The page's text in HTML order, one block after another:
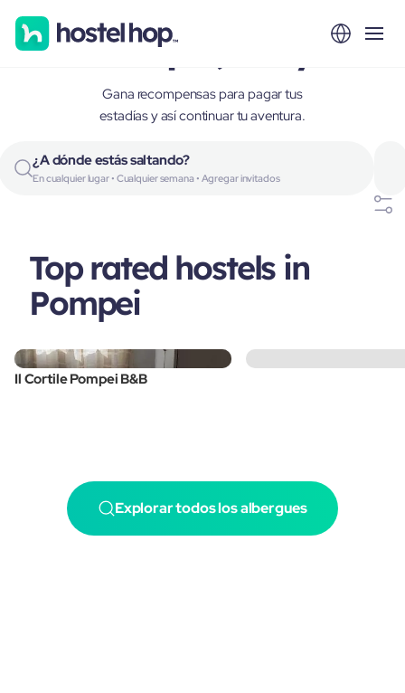
Pompei, Italy
Gana recompensas para pagar tus
estadías y así continuar tu aventura.
¿A dónde estás saltando?
En cualquier lugar • Cualquier semana • Agregar invitados
Top rated hostels in
Pompei
Il Cortile Pompei B&B
Explorar todos los albergues